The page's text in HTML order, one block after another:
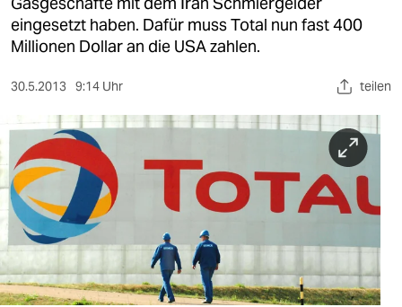
gesellschaft
kultur
sport
berlin
nord
wahrheit
verlag
eingesetzt haben. Dafür muss Total nun fast 400
Millionen Dollar an die USA zahlen.
30.5.2013 9:14 Uhr teilen